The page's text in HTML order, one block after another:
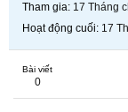
Tham gia 17 Tháng
Hoạt động cuối 17
Bài viết
0